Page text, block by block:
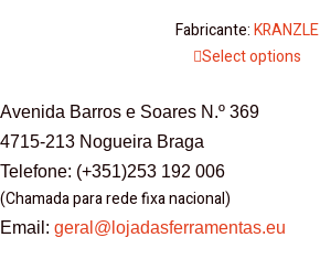
Fabricante:KRANZLE
Select options
Avenida Barros e Soares N.º 369
4715-213 Nogueira Braga
Telefone: (+351)253 192 006
(Chamada para rede fixa nacional)
Email: geral@lojadasferramentas.eu